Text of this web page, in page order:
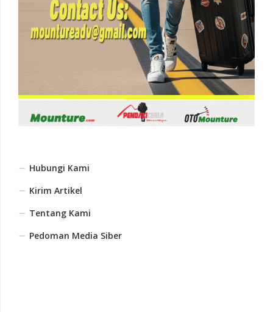
Hubungi Kami
Kirim Artikel
Tentang Kami
Pedoman Media Siber